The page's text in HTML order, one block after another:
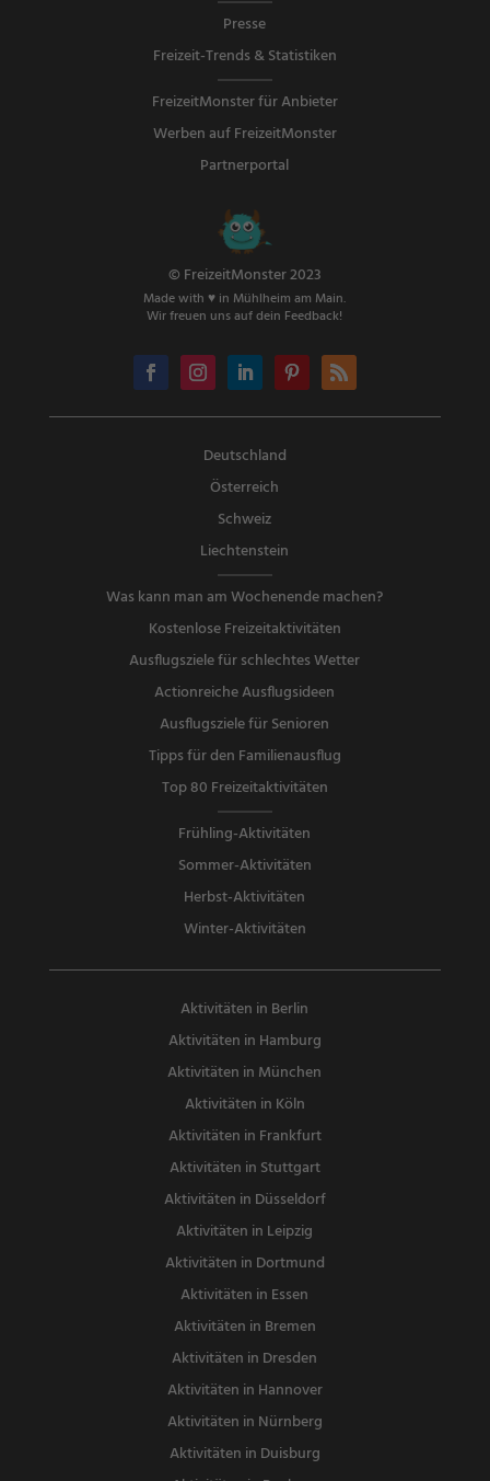
Presse
Freizeit-Trends & Statistiken
FreizeitMonster für Anbieter
Werben auf FreizeitMonster
Partnerportal
© FreizeitMonster 2023
Made with ♥ in Mühlheim am Main.
Wir freuen uns auf dein Feedback!
Deutschland
Österreich
Schweiz
Liechtenstein
Was kann man am Wochenende machen?
Kostenlose Freizeitaktivitäten
Ausflugsziele für schlechtes Wetter
Actionreiche Ausflugsideen
Ausflugsziele für Senioren
Tipps für den Familienausflug
Top 80 Freizeitaktivitäten
Frühling-Aktivitäten
Sommer-Aktivitäten
Herbst-Aktivitäten
Winter-Aktivitäten
Aktivitäten in Berlin
Aktivitäten in Hamburg
Aktivitäten in München
Aktivitäten in Köln
Aktivitäten in Frankfurt
Aktivitäten in Stuttgart
Aktivitäten in Düsseldorf
Aktivitäten in Leipzig
Aktivitäten in Dortmund
Aktivitäten in Essen
Aktivitäten in Bremen
Aktivitäten in Dresden
Aktivitäten in Hannover
Aktivitäten in Nürnberg
Aktivitäten in Duisburg